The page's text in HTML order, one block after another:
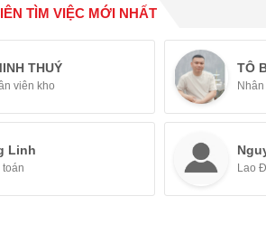
TÌM VIỆC MỚI NHẤT
THUÝ
viên kho
TÔ
Linh
toán Lao